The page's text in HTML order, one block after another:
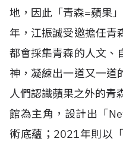
地，因此「青森=蘋果
年，江振誠受邀擔任青
都會採集青森的人文、
神，凝練出一道又一道
人們認識蘋果之外的
館為主角，設計出「
術底蘊；2021年則以